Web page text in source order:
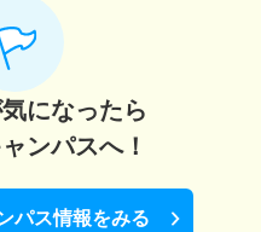
になったら
ンパスへ！
パス情報をみる